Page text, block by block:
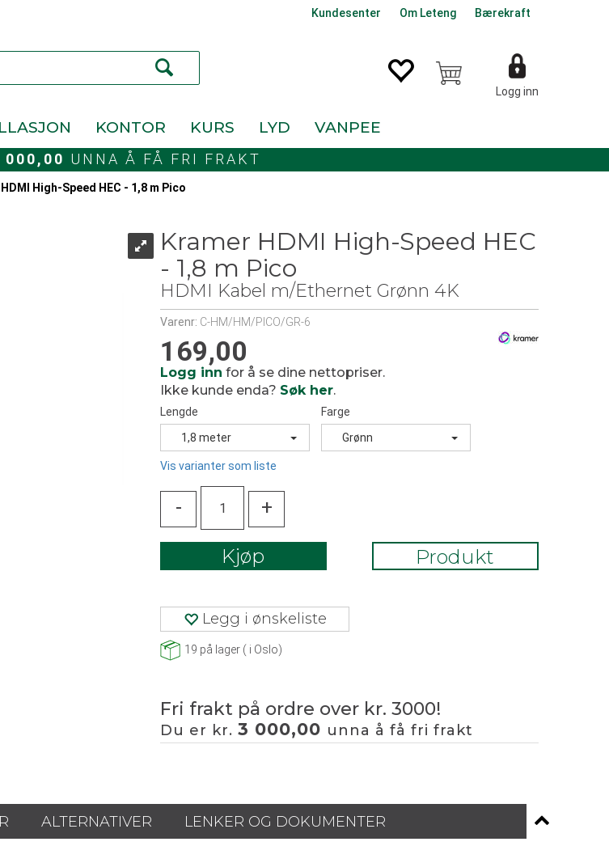
Kundesenter Om Leteng Bærekraft
Logg inn
KONTOR KURS LYD VANPEE
000,00 UNNA Å FÅ FRI FRAKT
High-Speed HEC - 1,8 m Pico
Kramer HDMI High-Speed HEC
- 1,8 m Pico
HDMI Kabel m/Ethernet Grønn 4K
Varenr: C-HM/HM/PICO/GR-6
169,00
Logg inn for å se dine nettopriser.
Ikke kunde enda? Søk her.
Lengde
1,8 meter
Farge
Grønn
Vis varianter som liste
- +
Kjøp Produkt
Legg i ønskeliste
19 på lager ( i Oslo)
Fri frakt på ordre over kr. 3000!
Du er kr. 3 000,00 unna å få fri frakt
ALTERNATIVER LENKER OG DOKUMENTER